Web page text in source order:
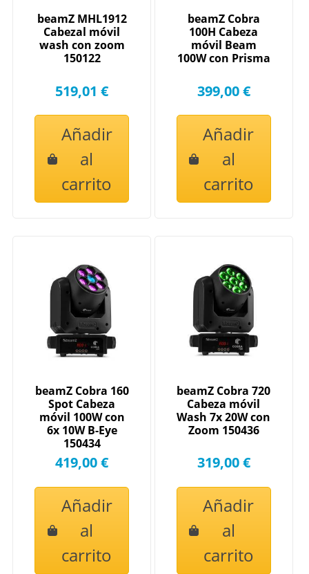
beamZ MHL1912
Cabezal móvil
wash con zoom
150122
519,01 €
Añadir
al
carrito
beamZ Cobra
100H Cabeza
móvil Beam
100W con Prisma
399,00 €
Añadir
al
carrito
beamZ Cobra 160
Spot Cabeza
móvil 100W con
6x 10W B-Eye
150434
419,00 €
Añadir
al
carrito
beamZ Cobra 720
Cabeza móvil
Wash 7x 20W con
Zoom 150436
319,00 €
Añadir
al
carrito